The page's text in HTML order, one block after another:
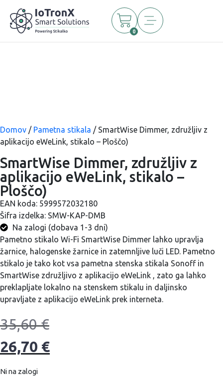
0
Domov / Pametna stikala / SmartWise Dimmer, združljiv z
aplikacijo eWeLink, stikalo – Ploščo)
SmartWise Dimmer, združljiv z
aplikacijo eWeLink, stikalo –
Ploščo)
EAN koda: 5999572032180
Šifra izdelka: SMW-KAP-DMB
Na zalogi (dobava 1-3 dni)
Pametno stikalo Wi-Fi SmartWise Dimmer lahko upravlja
žarnice, halogenske žarnice in zatemnljive luči LED. Pametno
stikalo je tako kot vsa pametna stenska stikala Sonoff in
SmartWise združljivo z aplikacijo eWeLink , zato ga lahko
preklapljate lokalno na stenskem stikalu in daljinsko
upravljate z aplikacijo eWeLink prek interneta.
35,60€
26,70 €
Ni na zalogi